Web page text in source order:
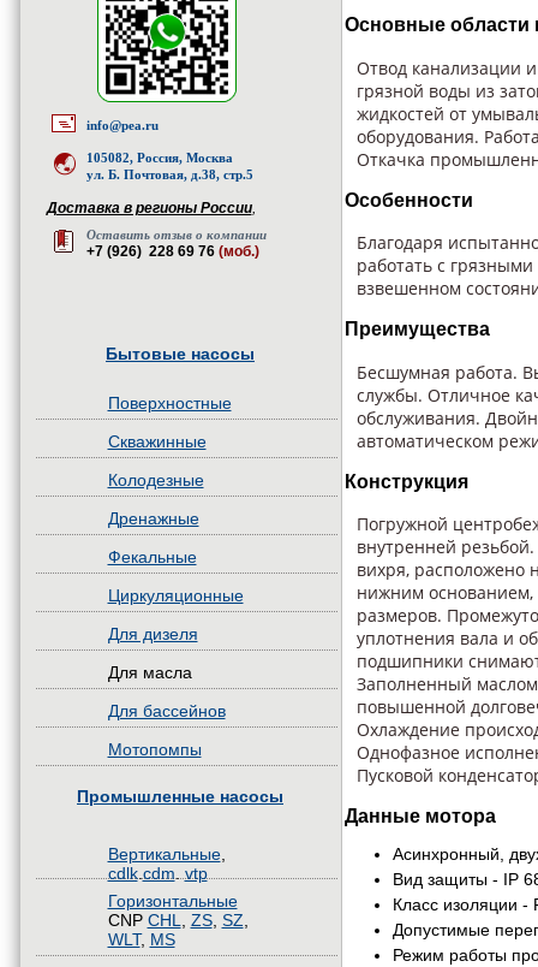
info@pea.ru
105082, Россия, Москва
ул. Б. Почтовая, д.38, стр.5
Доставка в регионы России,
Оставить отзыв о компании
+7 (926) 228 69 76 (моб.)
Бытовые насосы
Поверхностные
Скважинные
Колодезные
Дренажные
Фекальные
Циркуляционные
Для дизеля
Для масла
Для бассейнов
Мотопомпы
Промышленные насосы
Вертикальные,
cdlk. cdm vtp
Горизонтальные
CNP CHL ZS, SZ
WLT, MS
Основные области
Отвод канализации
грязной воды из
жидкостей от
оборудования.
Откачка
Особенности
Благодаря
работать с
взвешенном
Преимущества
Бесшумная работа.
службы. Отличное
обслуживания.
автоматическом
Конструкция
Погружной
внутренней
вихря, расположено
нижним основанием,
размеров.
уплотнения вала и
подшипники
Заполненный
повышенной
Охлаждение
Однофазное
Пусковой
Данные мотора
Асинхронный,
Вид защиты - IP
Класс изоляции -
Допустимые
Режим работы